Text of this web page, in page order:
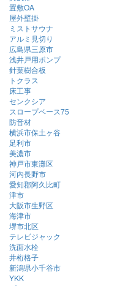
置敷OA
屋外壁掛
ミストサウナ
アルミ見切り
広島県三原市
浅井戸用ポンプ
針葉樹合板
トクラス
床工事
センクシア
スロープベース75
防音材
横浜市保土ヶ谷
足利市
美濃市
神戸市東灘区
河内長野市
愛知郡阿久比町
津市
大阪市生野区
海津市
堺市北区
テレビジャック
洗面水栓
井桁格子
新潟県小千谷市
YKK